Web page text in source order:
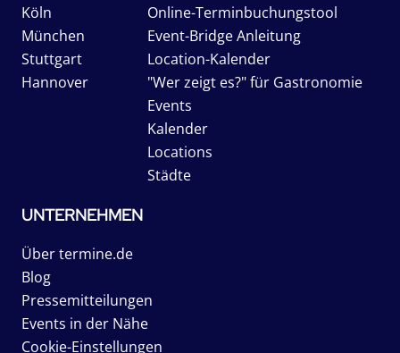
Köln
München
Stuttgart
Hannover
Online-Terminbuchungstool
Event-Bridge Anleitung
Location-Kalender
"Wer zeigt es?" für Gastronomie
Events
Kalender
Locations
Städte
UNTERNEHMEN
Über termine.de
Blog
Pressemitteilungen
Events in der Nähe
Cookie-Einstellungen